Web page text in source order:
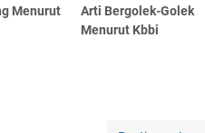
Menurut
Arti Bergolek-Golek
Menurut Kbbi